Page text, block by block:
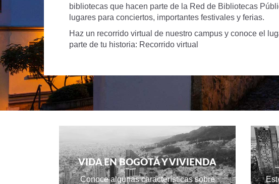
bibliotecas que hacen parte de la Red de Bibliotecas
lugares para conciertos, importantes festivales y ferias.
Haz un recorrido virtual de nuestro campus y conoce el
parte de tu historia: Recorrido virtual
VIDA EN BOGOTÁ Y VIVIENDA
Conoce algunas características sobre